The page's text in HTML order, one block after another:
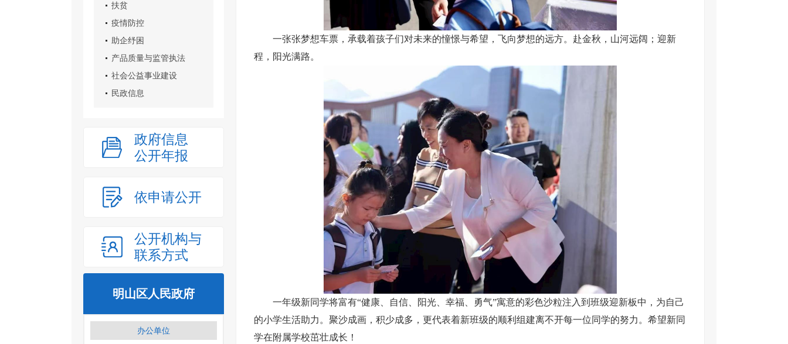
扶贫
疫情防控
助企纾困
产品质量与监管执法
社会公益事业建设
民政信息
政府信息
公开年报
依申请公开
公开机构与
联系方式
明山区人民政府
办公单位
一张张梦想车票，承载着孩子们对未来的憧憬与希望，飞向梦想的远方。赴金秋，山河远阔；迎新
程，阳光满路。
一年级新同学将富有“健康、自信、阳光、幸福、勇气”寓意的彩色沙粒注入到班级迎新板中，为自己
的小学生活助力。聚沙成画，积少成多，更代表着新班级的顺利组建离不开每一位同学的努力。希望新同
学在附属学校茁壮成长！